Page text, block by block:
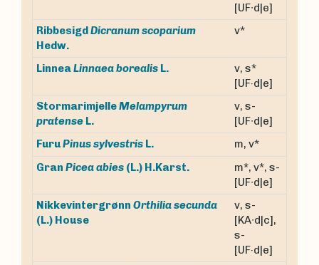
[UF∙d|e]
RibbesigdDicranum scoparium
Hedw.
v*
LinneaLinnaea borealis L.
v, s*
[UF·d|e]
StormarimjelleMelampyrum
pratense L.
v, s-
[UF∙d|e]
FuruPinus sylvestris L.
m, v*
Gran Picea abies (L.) H.Karst.
m*, v*, s-
[UF∙d|e]
Nikkevintergrønn Orthilia secunda
(L.) House
v, s-
[KA∙d|c],
s-
[UF·d|e]